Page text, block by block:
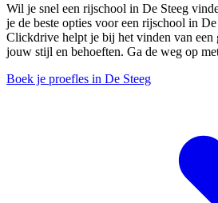
Wil je snel een rijschool in De Steeg
je de beste opties voor een rijschool in
Clickdrive helpt je bij het vinden van een
jouw stijl en behoeften. Ga de weg op
Boek je proefles in De Steeg